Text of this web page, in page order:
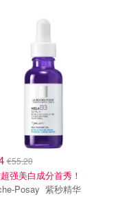
€55.20
强美白成分首秀！
La Roche-Posay 紫秒精华